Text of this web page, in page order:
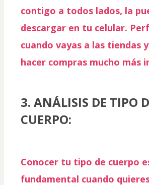
contigo a todos lados, la
descargar en tu celular.
cuando vayas a las tiendas
hacer compras mucho más
3. ANÁLISIS DE TIPO
CUERPO:
Conocer tu tipo de cuerpo
fundamental cuando